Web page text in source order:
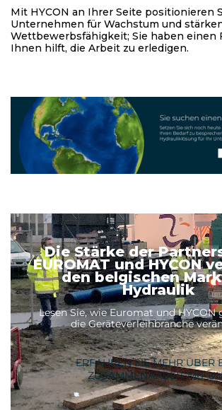
Mit HYCON an Ihrer Seite positionieren
Unternehmen für Wachstum und
Wettbewerbsfähigkeit; Sie haben einen
Ihnen hilft, die Arbeit zu erledigen.
Die Stärke der
EUROMAT und HYCON
den belgischen
Hydraulik
Lesen Sie, wie Euromat und HYCON
die Geräteverleihbranche
ERFAHREN SIE MEHR ÜBER
ZUSAMMENARBEIT MIT